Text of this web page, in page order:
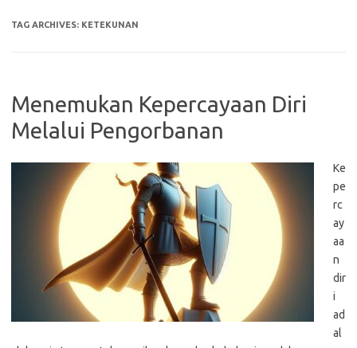
TAG ARCHIVES: KETEKUNAN
Menemukan Kepercayaan Diri
Melalui Pengorbanan
Ke
pe
rc
ay
aa
n
dir
i
ad
al